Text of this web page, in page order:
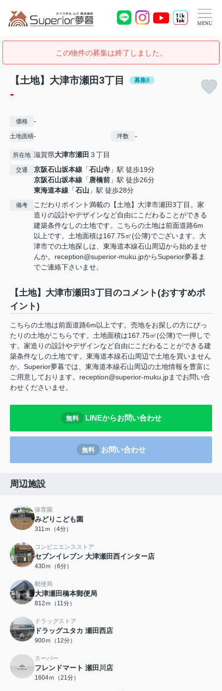
この物件の募集は終了しました。
【土地】大津市瀬田3丁目 募集0
-
価格 -
土地面積- 坪数 -
所在地 滋賀県大津市瀬田 ３丁目
交通 京阪石山坂本線 「石山寺 」駅 徒歩19分
京阪石山坂本線 「唐橋前 」駅 徒歩26分
東海道本線 「石山 」駅 徒歩28分
備考
こだわりポイント満載の【土地】大津市瀬田3丁目。家
造りの設計やデザインなど自由にこだわることができる
建築条件なしの土地です。こちらの土地は前面道路6m
以上です。土地面積は167.75㎡(公簿)でございます。大
津市での土地探しは、東海道本線石山周辺から始めませ
んか。reception@superior-muku.jpからSuperior夢暮ま
でご連絡下さいませ。
【土地】大津市瀬田3丁目のコメント(おすすめポ
イント)
こちらの土地は前面道路6m以上です。売地をお探しの方にぴっ
たりの土地がこちらです。土地面積は167.75㎡(公簿)で一押しで
す。家造りの設計やデザインなど自由にこだわることができる建
築条件なしの土地です。東海道本線石山周辺で土地を買いません
か。Superior夢暮では、東海道本線石山周辺の土地情報を豊富に
ご用意しております。reception@superior-muku.jpまでお問い合
わせくださいませ。
無料 LINEからお問い合わせ
無料 お問い合わせ
周辺施設
保育園
みどりこども園
311ｍ（4分）
コンビニエンスストア
セブンイレブン 大津瀬田西インター店
430ｍ（6分）
郵便局
大津瀬田橋本郵便局
812ｍ（11分）
ドラッグストア
ドラッグユタカ 瀬田西店
900ｍ（12分）
スーパー
フレンドマート 瀬田川店
1604ｍ（21分）